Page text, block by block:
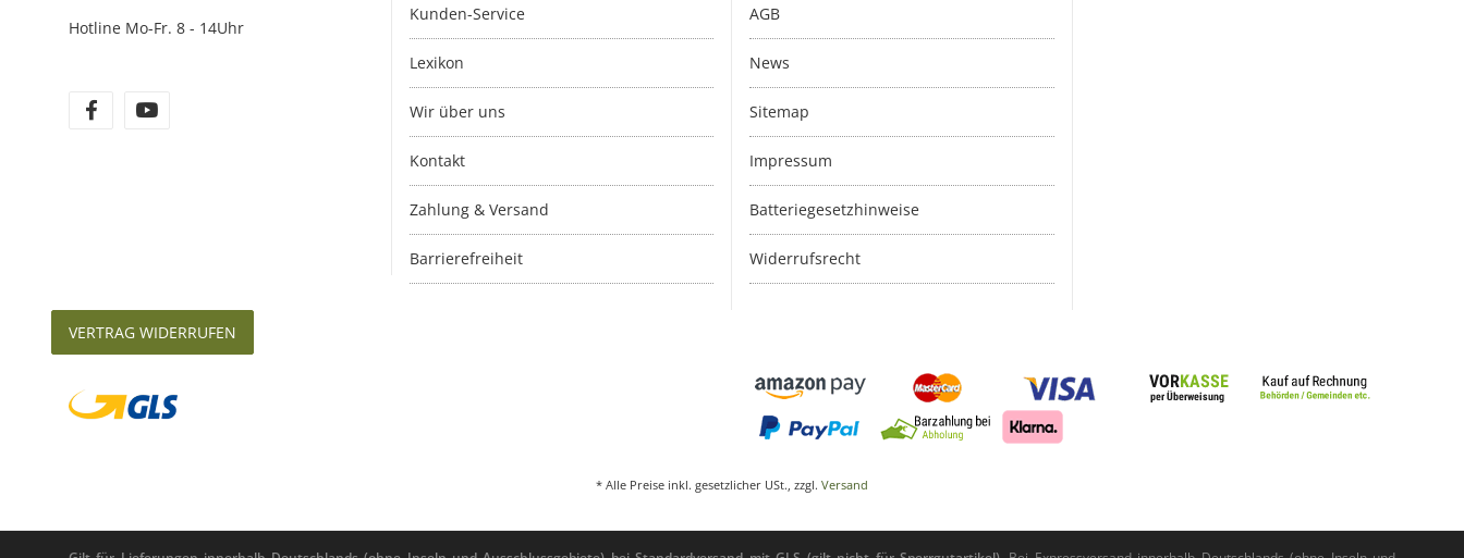
Hotline Mo-Fr. 8 - 14Uhr
Kunden-Service
Lexikon
Wir über uns
Kontakt
Zahlung & Versand
Barrierefreiheit
AGB
News
Sitemap
Impressum
Batteriegesetzhinweise
Widerrufsrecht
VERTRAG WIDERRUFEN
* Alle Preise inkl. gesetzlicher USt., zzgl. Versand